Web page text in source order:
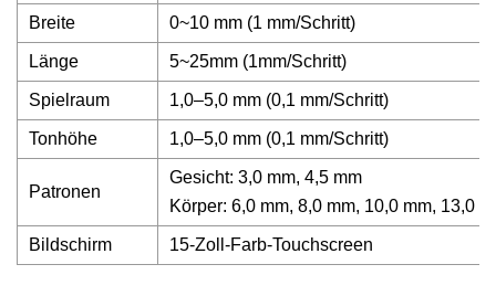
Breite 0~10 mm (1 mm/Schritt)
Länge 5~25mm (1mm/Schritt)
Spielraum 1,0–5,0 mm (0,1 mm/Schritt)
Tonhöhe 1,0–5,0 mm (0,1 mm/Schritt)
Patronen
Gesicht: 3,0 mm, 4,5 mm
Körper: 6,0 mm, 8,0 mm, 10,0 mm, 13,0
Bildschirm 15-Zoll-Farb-Touchscreen